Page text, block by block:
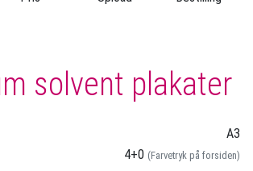
solvent plakater
A3
4+0 (Farvetryk på forsiden)